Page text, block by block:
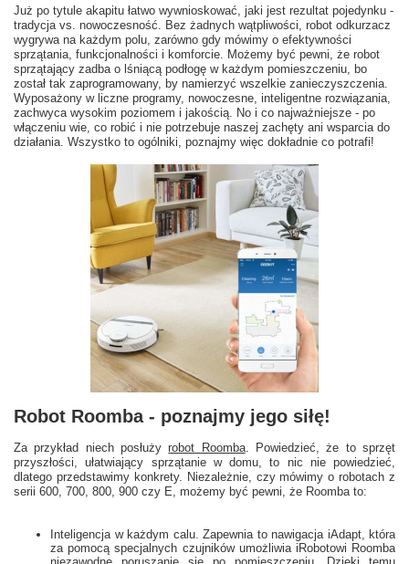
Już po tytule akapitu łatwo wywnioskować, jaki jest rezultat pojedynku -
tradycja vs. nowoczesność. Bez żadnych wątpliwości, robot odkurzacz
wygrywa na każdym polu, zarówno gdy mówimy o efektywności
sprzątania, funkcjonalności i komforcie. Możemy być pewni, że robot
sprzątający zadba o lśniącą podłogę w każdym pomieszczeniu, bo
został tak zaprogramowany, by namierzyć wszelkie zanieczyszczenia.
Wyposażony w liczne programy, nowoczesne, inteligentne rozwiązania,
zachwyca wysokim poziomem i jakością. No i co najważniejsze - po
włączeniu wie, co robić i nie potrzebuje naszej zachęty ani wsparcia do
działania. Wszystko to ogólniki, poznajmy więc dokładnie co potrafi!
Robot Roomba - poznajmy jego siłę!
Za przykład niech posłużyrobot Roomba. Powiedzieć, że to sprzęt
przyszłości, ułatwiający sprzątanie w domu, to nic nie powiedzieć,
dlatego przedstawimy konkrety. Niezależnie, czy mówimy o robotach z
serii 600, 700, 800, 900 czy E, możemy być pewni, że Roomba to:
Inteligencja w każdym calu. Zapewnia to nawigacja iAdapt, która
za pomocą specjalnych czujników umożliwia iRobotowi Roomba